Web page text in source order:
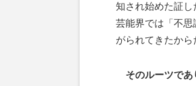
知され始めた証し
芸能界では「不
がられてきたから
そのルーツで